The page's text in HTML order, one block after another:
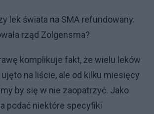
lek świata na SMA refundowany.
rząd Zolgensma?
komplikuje fakt, że wielu leków
na liście, ale od kilku miesięcy
by się w nie zaopatrzyć. Jako
podać niektóre specyfiki